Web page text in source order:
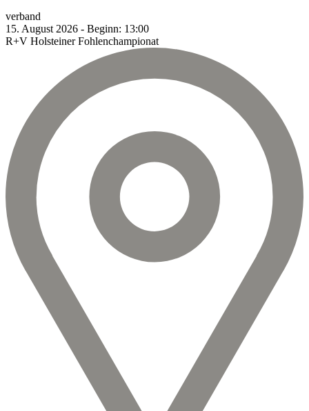
verband
15. August 2026 - Beginn: 13:00
R+V Holsteiner Fohlenchampionat